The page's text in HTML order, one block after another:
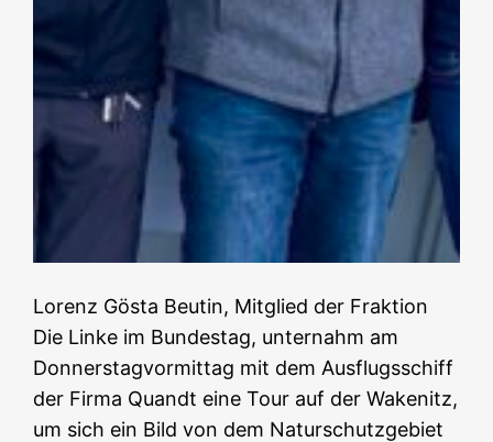
Lorenz Gösta Beutin, Mitglied der Fraktion
Die Linke im Bundestag, unternahm am
Donnerstagvormittag mit dem Ausflugsschiff
der Firma Quandt eine Tour auf der Wakenitz,
um sich ein Bild von dem Naturschutzgebiet